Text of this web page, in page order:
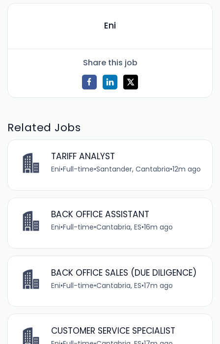
Eni
Share this job
Related Jobs
TARIFF ANALYST
Eni•Full-time•Santander, Cantabria•12m ago
BACK OFFICE ASSISTANT
Eni•Full-time•Cantabria, ES•16m ago
BACK OFFICE SALES (DUE DILIGENCE)
Eni•Full-time•Cantabria, ES•17m ago
CUSTOMER SERVICE SPECIALIST